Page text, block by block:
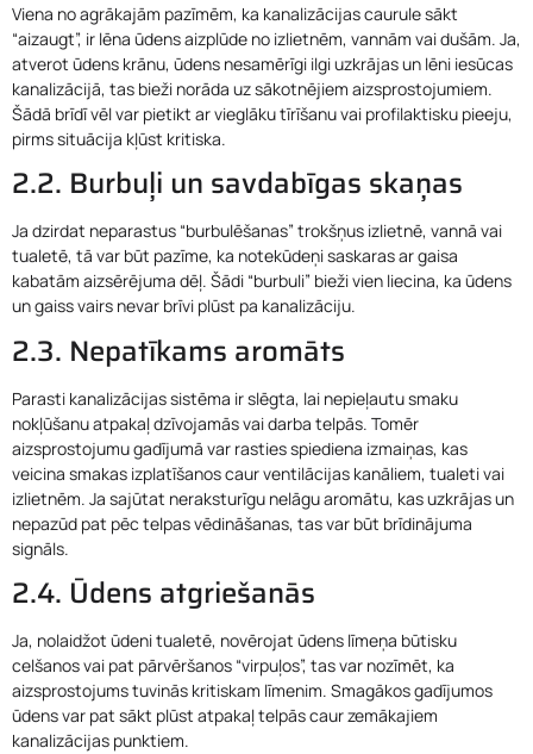
Viena no agrākajām pazīmēm, ka kanalizācijas caurule sākt
“aizaugt”, ir lēna ūdens aizplūde no izlietnēm, vannām vai dušām. Ja,
atverot ūdens krānu, ūdens nesamērīgi ilgi uzkrājas un lēni iesūcas
kanalizācijā, tas bieži norāda uz sākotnējiem aizsprostojumiem.
Šādā brīdī vēl var pietikt ar vieglāku tīrīšanu vai profilaktisku pieeju,
pirms situācija kļūst kritiska.
2.2. Burbuļi un savdabīgas skaņas
Ja dzirdat neparastus “burbulēšanas” trokšņus izlietnē, vannā vai
tualetē, tā var būt pazīme, ka notekūdeņi saskaras ar gaisa
kabatām aizsērējuma dēļ. Šādi “burbuli” bieži vien liecina, ka ūdens
un gaiss vairs nevar brīvi plūst pa kanalizāciju.
2.3. Nepatīkams aromāts
Parasti kanalizācijas sistēma ir slēgta, lai nepieļautu smaku
nokļūšanu atpakaļ dzīvojamās vai darba telpās. Tomēr
aizsprostojumu gadījumā var rasties spiediena izmaiņas, kas
veicina smakas izplatīšanos caur ventilācijas kanāliem, tualeti vai
izlietnēm. Ja sajūtat neraksturīgu nelāgu aromātu, kas uzkrājas un
nepazūd pat pēc telpas vēdināšanas, tas var būt brīdinājuma
signāls.
2.4. Ūdens atgriešanās
Ja, nolaidžot ūdeni tualetē, novērojat ūdens līmeņa būtisku
celšanos vai pat pārvēršanos “virpuļos”, tas var nozīmēt, ka
aizsprostojums tuvinās kritiskam līmenim. Smagākos gadījumos
ūdens var pat sākt plūst atpakaļ telpās caur zemākajiem
kanalizācijas punktiem.